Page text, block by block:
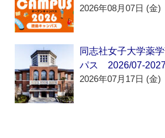
2026年08月07日 (金)
同志社女子大学薬
パス 2026/07-
2026年07月17日 (金)